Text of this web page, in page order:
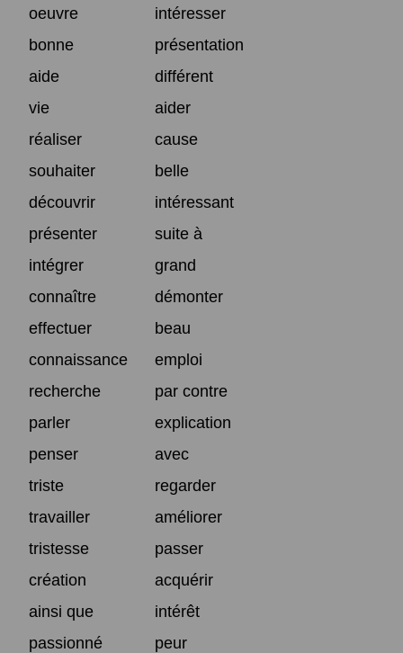
oeuvre
intéresser
bonne
présentation
aide
différent
vie
aider
réaliser
cause
souhaiter
belle
découvrir
intéressant
présenter
suite à
intégrer
grand
connaître
démonter
effectuer
beau
connaissance
emploi
recherche
par contre
parler
explication
penser
avec
triste
regarder
travailler
améliorer
tristesse
passer
création
acquérir
ainsi que
intérêt
passionné
peur